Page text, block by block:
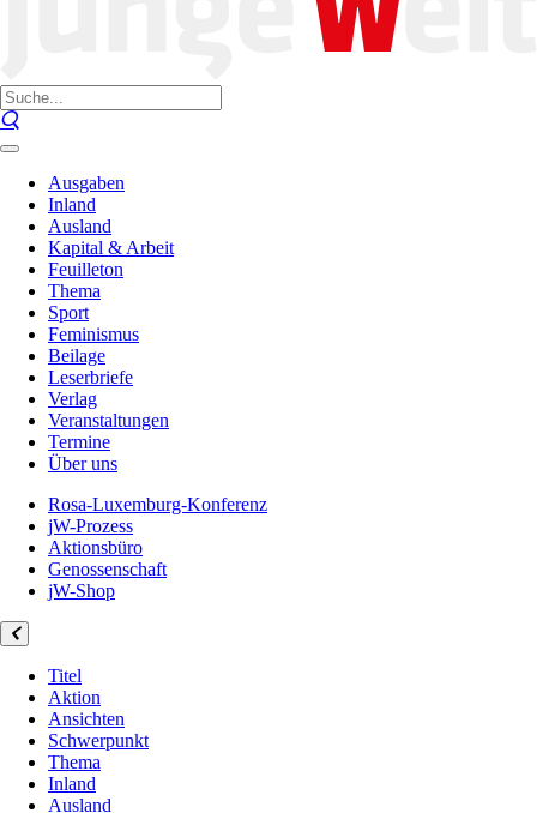
Ausgaben
Inland
Ausland
Kapital & Arbeit
Feuilleton
Thema
Sport
Feminismus
Beilage
Leserbriefe
Verlag
Veranstaltungen
Termine
Über uns
Rosa-Luxemburg-Konferenz
jW-Prozess
Aktionsbüro
Genossenschaft
jW-Shop
Titel
Aktion
Ansichten
Schwerpunkt
Thema
Inland
Ausland